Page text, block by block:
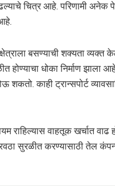
चित्र आहे. परिणामी अनेक
बसण्याची शक्यता व्यक्त
धोका निर्माण झाला
शकतो. काही ट्रान्सपोर्ट
राहिल्यास वाहतूक खर्चात
सुरळीत करण्यासाठी तेल